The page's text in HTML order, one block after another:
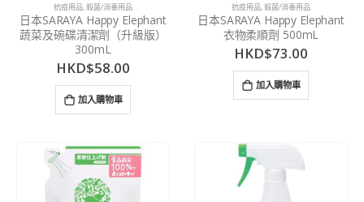
抗疫用品,殺菌/消毒用品
日本SARAYA Happy Elephant
蔬菜及碗碟清潔劑（升級版）
300mL
HKD$58.00
加入購物車
抗疫用品,殺菌/消毒用品
日本SARAYA Happy Elephant
衣物柔順劑 500mL
HKD$73.00
加入購物車